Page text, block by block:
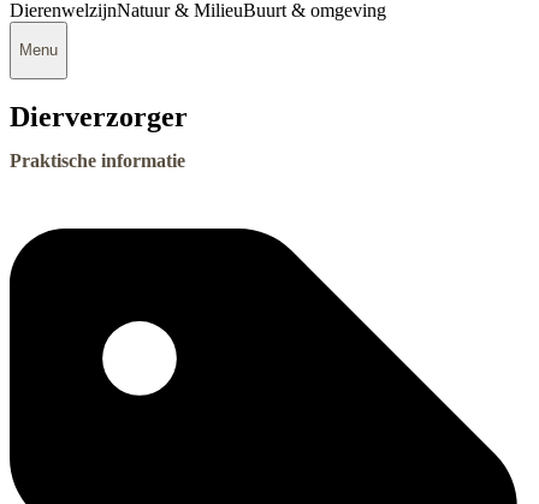
DierenwelzijnNatuur & MilieuBuurt & omgeving
Menu
Dierverzorger
Praktische informatie